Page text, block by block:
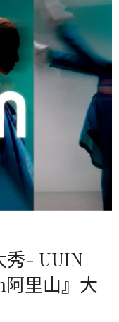
秀- UUIN
阿里山』大